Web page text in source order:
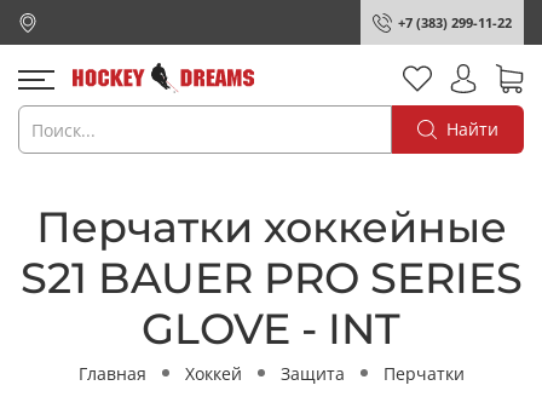
+7 (383) 299-11-22
Найти
Перчатки хоккейные
S21 BAUER PRO SERIES
GLOVE - INT
Главная Хоккей Защита Перчатки